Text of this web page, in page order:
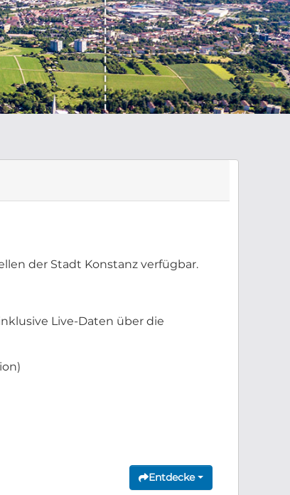
der Stadt Konstanz verfügbar.
Live-Daten über die
Entdecke